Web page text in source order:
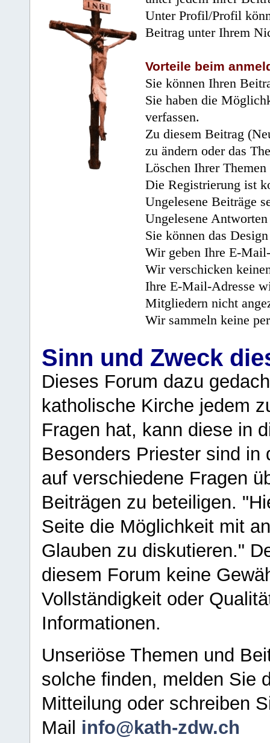
Unter Profil/Profil
Beitrag unter Ihrem
Vorteile beim
Sie können Ihren
Sie haben die
verfassen.
Zu diesem Beitrag
zu ändern oder das
Löschen Ihrer
Die Registrierung ist
Ungelesene Beiträge
Ungelesene
Sie können das
Wir geben Ihre E-
Wir verschicken
Ihre E-Mail-Adresse
Mitgliedern nicht
Wir sammeln keine
Sinn und Zweck
Dieses Forum dazu
katholische Kirche jedem
Fragen hat, kann diese in
Besonders Priester sind in
auf verschiedene Fragen
Beiträgen zu beteiligen.
Seite die Möglichkeit mit
Glauben zu diskutieren."
diesem Forum keine
Vollständigkeit oder
Informationen.
Unseriöse Themen und
solche finden, melden Sie
Mitteilung oder schreiben
Mail info@kath-zdw.ch